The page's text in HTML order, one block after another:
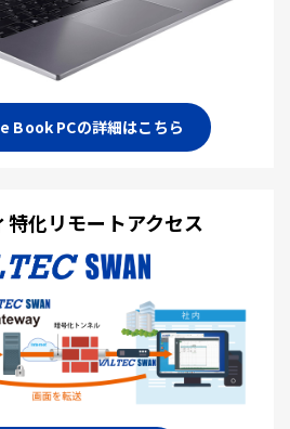
Book PCの詳細はこちら
特化リモートアクセス